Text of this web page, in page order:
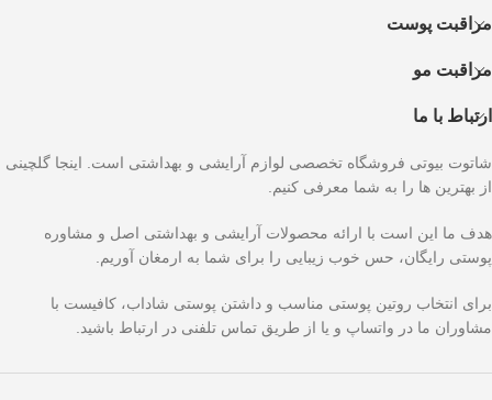
مراقبت پوست
مراقبت مو
ارتباط با ما
شاتوت بیوتی فروشگاه تخصصی لوازم آرایشی و بهداشتی است. اینجا گلچینی
از بهترین ها را به شما معرفی کنیم.
هدف ما این است با ارائه محصولات آرایشی و بهداشتی اصل و مشاوره
پوستی رایگان، حس خوب زیبایی را برای شما به ارمغان آوریم.
برای انتخاب روتین پوستی مناسب و داشتن پوستی شاداب، کافیست با
مشاوران ما در واتساپ و یا از طریق تماس تلفنی در ارتباط باشید.